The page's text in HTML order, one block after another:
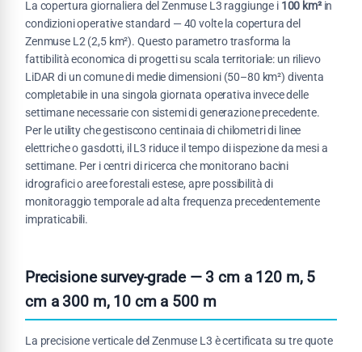
La copertura giornaliera del Zenmuse L3 raggiunge i 100 km²in
condizioni operative standard — 40 volte la copertura del
Zenmuse L2 (2,5 km²). Questo parametro trasforma la
fattibilità economica di progetti su scala territoriale: un rilievo
LiDAR di un comune di medie dimensioni (50–80 km²) diventa
completabile in una singola giornata operativa invece delle
settimane necessarie con sistemi di generazione precedente.
Per le utility che gestiscono centinaia di chilometri di linee
elettriche o gasdotti, il L3 riduce il tempo di ispezione da mesi a
settimane. Per i centri di ricerca che monitorano bacini
idrografici o aree forestali estese, apre possibilità di
monitoraggio temporale ad alta frequenza precedentemente
impraticabili.
Precisione survey-grade — 3 cm a 120 m, 5
cm a 300 m, 10 cm a 500 m
La precisione verticale del Zenmuse L3 è certificata su tre quote